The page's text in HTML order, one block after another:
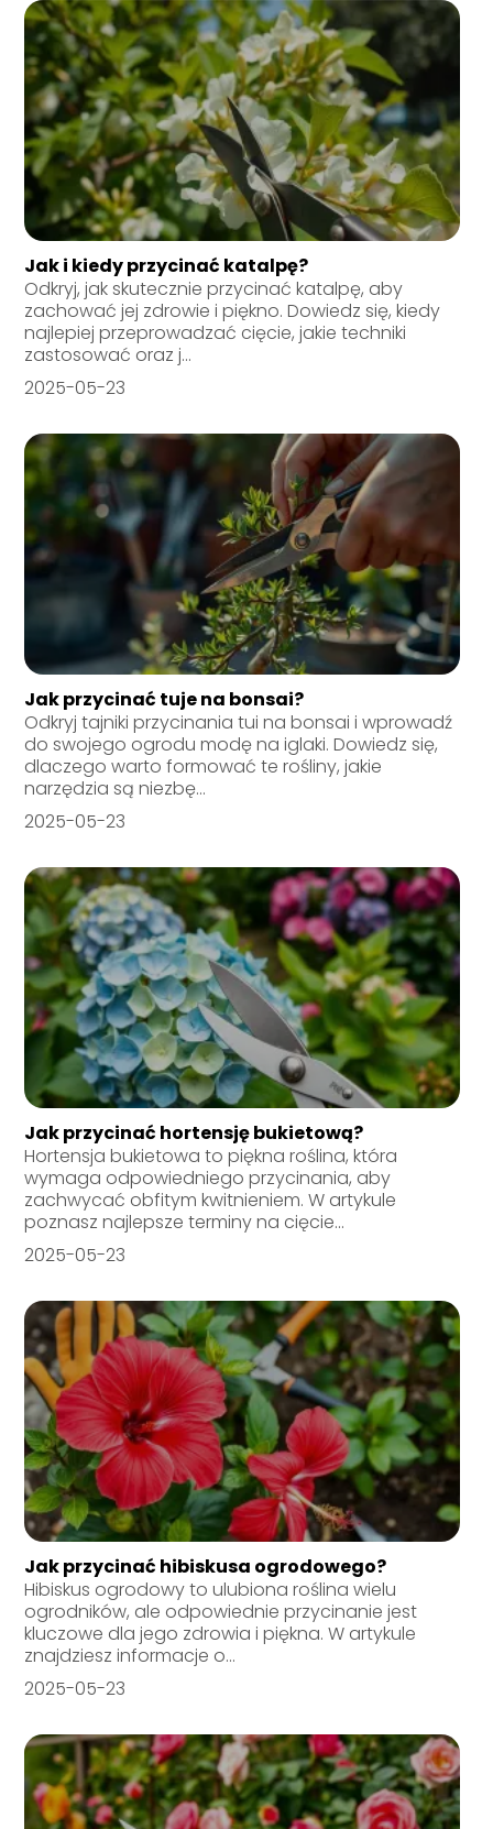
Jak i kiedy przycinać katalpę?
Odkryj, jak skutecznie przycinać katalpę, aby
zachować jej zdrowie i piękno. Dowiedz się, kiedy
najlepiej przeprowadzać cięcie, jakie techniki
zastosować oraz j...
2025-05-23
Jak przycinać tuje na bonsai?
Odkryj tajniki przycinania tui na bonsai i wprowadź
do swojego ogrodu modę na iglaki. Dowiedz się,
dlaczego warto formować te rośliny, jakie
narzędzia są niezbę...
2025-05-23
Jak przycinać hortensję bukietową?
Hortensja bukietowa to piękna roślina, która
wymaga odpowiedniego przycinania, aby
zachwycać obfitym kwitnieniem. W artykule
poznasz najlepsze terminy na cięcie...
2025-05-23
Jak przycinać hibiskusa ogrodowego?
Hibiskus ogrodowy to ulubiona roślina wielu
ogrodników, ale odpowiednie przycinanie jest
kluczowe dla jego zdrowia i piękna. W artykule
znajdziesz informacje o...
2025-05-23